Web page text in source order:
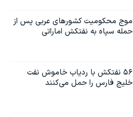
موج محکومیت کشورهای عربی پس از
حمله سپاه به نفتکش اماراتی
۵۶ نفتکش با ردیاب خاموش نفت
خلیج فارس را حمل می‌کنند